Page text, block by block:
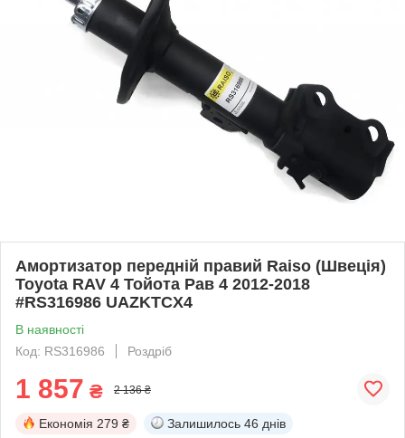
Амортизатор передній правий Raiso (Швеція)
Toyota RAV 4 Тойота Рав 4 2012-2018
#RS316986 UAZKTCX4
В наявності
Код: RS316986
Роздріб
1 857 ₴ 2 136 ₴
Економія 279 ₴ Залишилось 46 днів